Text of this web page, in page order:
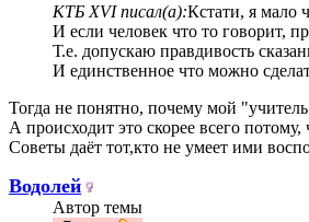
КТБ XVI писал(а):Кстати, я мало
И если человек что то говорит,
Т.е. допускаю правдивость
И единственное что можно
Тогда не понятно, почему мой
А происходит это скорее всего
Советы даёт тот,кто не умеет ими
Водолей
Автор темы